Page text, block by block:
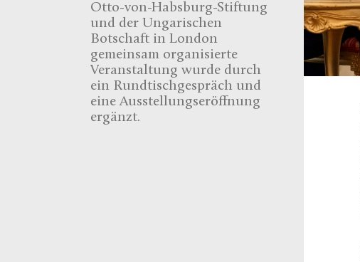
Otto-von-Habsburg-Stiftung
und der Ungarischen
Botschaft in London
gemeinsam organisierte
Veranstaltung wurde durch
ein Rundtischgespräch und
eine Ausstellungseröffnung
ergänzt.